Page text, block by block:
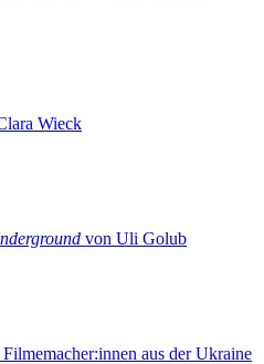
Wieck
von Uli Golub
aus der Ukraine